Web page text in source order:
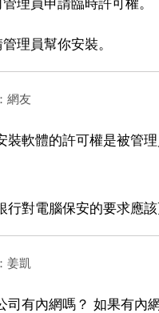
理員幫你安裝。
網友
裝軟體的許可權是被管
行對電腦保安的要求應
姜凱
司有內網嗎？ 如果有內